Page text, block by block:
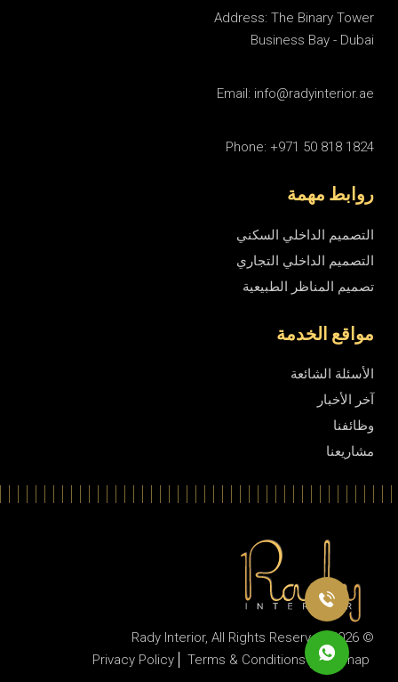
Address: The Binary Tower
Business Bay - Dubai
Email: info@radyinterior.ae
Phone: +971 50 818 1824
روابط مهمة
التصميم الداخلي السكني
التصميم الداخلي التجاري
تصميم المناظر الطبيعية
مواقع الخدمة
الأسئلة الشائعة
آخر الأخبار
وظائفنا
مشاريعنا
© 2026
Rady Interior, All Rights Reserved
Privacy Policy
Terms & Conditions Sitemap